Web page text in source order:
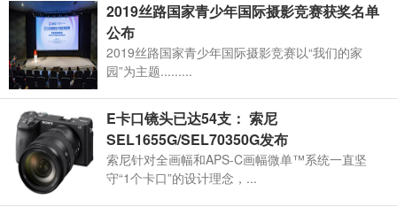
2019丝路国家青少年国际摄影竞赛获奖名单
公布
2019丝路国家青少年国际摄影竞赛以“我们的家
园”为主题.........
E卡口镜头已达54支： 索尼
SEL1655G/SEL70350G发布
索尼针对全画幅和APS-C画幅微单™系统一直坚
守“1个卡口”的设计理念，...